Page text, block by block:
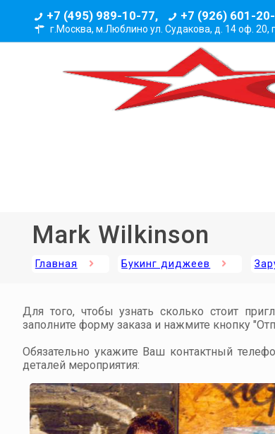
+7 (495) 989-10-77, +7 (926) 601-
г.Москва, м.Люблино ул. Судакова, д. 14 оф. 20,
Mark Wilkinson
Главная Букинг диджеев
Для того, чтобы узнать сколько стоит
заполните форму заказа и нажмите кнопку
Обязательно укажите Ваш контактный
деталей мероприятия: